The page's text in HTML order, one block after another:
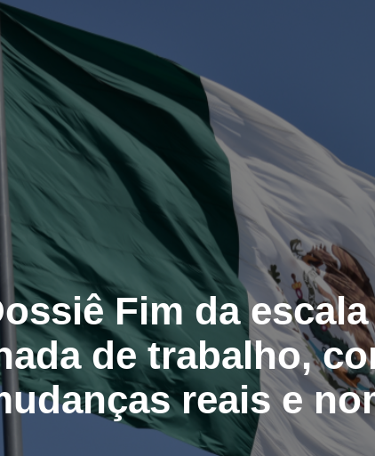
Fim da
de trabalho,
reais e